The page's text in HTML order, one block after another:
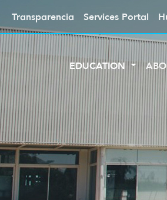
Transparencia Services Portal
EDUCATION